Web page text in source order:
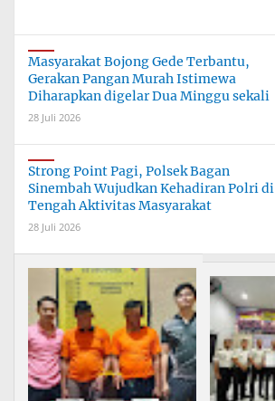
Masyarakat Bojong Gede Terbantu,
Gerakan Pangan Murah Istimewa
Diharapkan digelar Dua Minggu sekali
28 Juli 2026
Strong Point Pagi, Polsek Bagan
Sinembah Wujudkan Kehadiran Polri di
Tengah Aktivitas Masyarakat
28 Juli 2026